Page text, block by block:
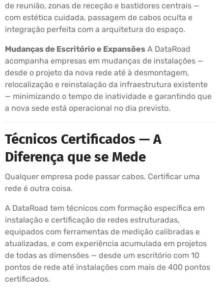
de reunião, zonas de receção e bastidores centrais —
com estética cuidada, passagem de cabos oculta e
integração perfeita com a arquitetura do espaço.
Mudanças de Escritório e Expansões A DataRoad
acompanha empresas em mudanças de instalações —
desde o projeto da nova rede até à desmontagem,
relocalização e reinstalação da infraestrutura existente
— minimizando o tempo de inatividade e garantindo que
a nova sede está operacional no dia previsto.
Técnicos Certificados — A
Diferença que se Mede
Qualquer empresa pode passar cabos. Certificar uma
rede é outra coisa.
A DataRoad tem técnicos com formação específica em
instalação e certificação de redes estruturadas,
equipados com ferramentas de medição calibradas e
atualizadas, e com experiência acumulada em projetos
de todas as dimensões — desde um escritório com 10
pontos de rede até instalações com mais de 400 pontos
certificados.